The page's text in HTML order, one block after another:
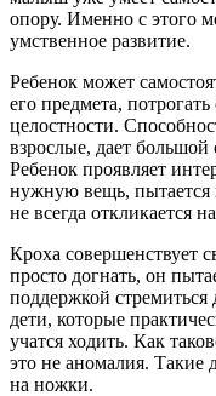
опору. Именно с этого
умственное развитие.
Ребенок может
его предмета,
целостности.
взрослые, дает
Ребенок проявляет
нужную вещь, пытается
не всегда откликается
Кроха совершенствует
просто догнать, он
поддержкой
дети, которые
учатся ходить. Как
это не аномалия. Такие
на ножки.